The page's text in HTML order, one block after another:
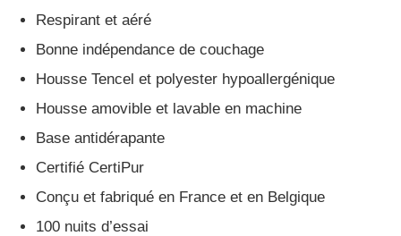
Respirant et aéré
Bonne indépendance de couchage
Housse Tencel et polyester hypoallergénique
Housse amovible et lavable en machine
Base antidérapante
Certifié CertiPur
Conçu et fabriqué en France et en Belgique
100 nuits d’essai